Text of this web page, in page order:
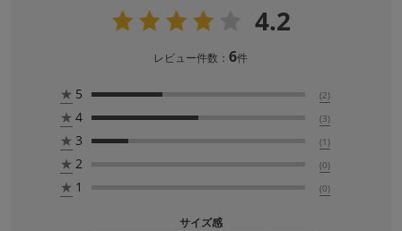
4.2
レビュー件数：6件
★ 5 (2)
★ 4 (3)
★ 3 (1)
★ 2 (0)
★ 1 (0)
サイズ感